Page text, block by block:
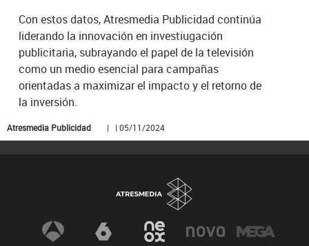
Con estos datos, Atresmedia Publicidad continúa
liderando la innovación en investiugación
publicitaria, subrayando el papel de la televisión
como un medio esencial para campañas
orientadas a maximizar el impacto y el retorno de
la inversión.
Atresmedia Publicidad | | 05/11/2024